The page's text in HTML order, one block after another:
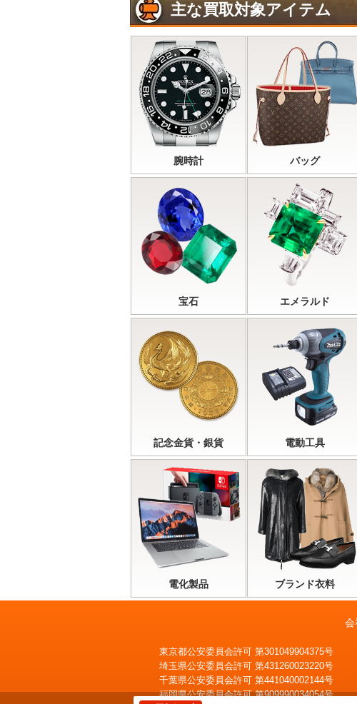
主な買取対象アイテム
腕時計 バッグ
宝石 エメラルド
記念金貨・銀貨 電動工具
電化製品 ブランド衣料
いくらで売れるかすぐわかる
LINE査定
会
東京都公安委員会許可 第301049904375号
埼玉県公安委員会許可 第431260023220号
千葉県公安委員会許可 第441040002144号
福岡県公安委員会許可 第909990034054号